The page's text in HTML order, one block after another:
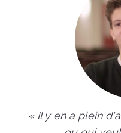
« Il y en a plein